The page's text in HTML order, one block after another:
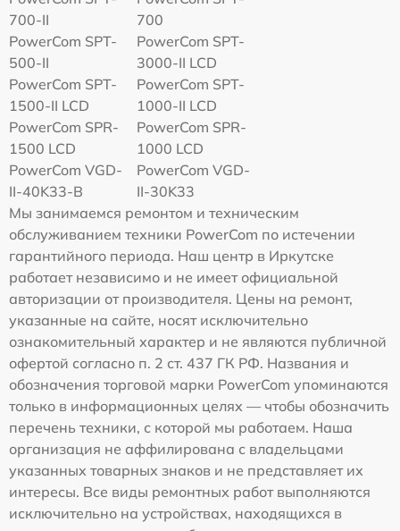
700-II
700
PowerCom SPT-
500-II
PowerCom SPT-
3000-II LCD
PowerCom SPT-
1500-II LCD
PowerCom SPT-
1000-II LCD
PowerCom SPR-
1500 LCD
PowerCom SPR-
1000 LCD
PowerCom VGD-
II-40K33-B
PowerCom VGD-
II-30K33
Мы занимаемся ремонтом и техническим
обслуживанием техники PowerCom по истечении
гарантийного периода. Наш центр в Иркутске
работает независимо и не имеет официальной
авторизации от производителя. Цены на ремонт,
указанные на сайте, носят исключительно
ознакомительный характер и не являются публичной
офертой согласно п. 2 ст. 437 ГК РФ. Названия и
обозначения торговой марки PowerCom упоминаются
только в информационных целях — чтобы обозначить
перечень техники, с которой мы работаем. Наша
организация не аффилирована с владельцами
указанных товарных знаков и не представляет их
интересы. Все виды ремонтных работ выполняются
исключительно на устройствах, находящихся в